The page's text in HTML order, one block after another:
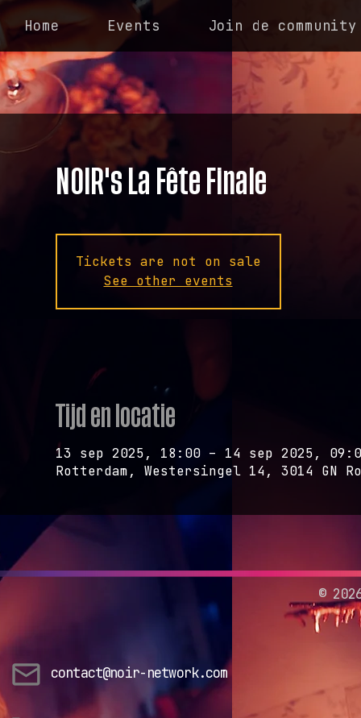
Home Events Join de community
NOIR's La Fête Finale
Tickets are not on sale
See other events
Tijd en locatie
13 sep 2025, 18:00 – 14 sep 2025,
Rotterdam, Westersingel 14, 3014 GN
©
contact@noir-network.com